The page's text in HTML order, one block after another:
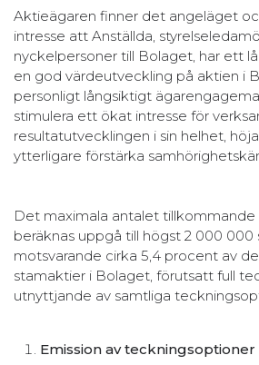
Aktieägaren finner det angeläget
intresse att Anställda,
nyckelpersoner till Bolaget, har ett
en god värdeutveckling på aktien i
personligt långsiktigt
stimulera ett ökat intresse för
resultatutvecklingen i sin helhet,
ytterligare förstärka
Det maximala antalet
beräknas uppgå till högst 2 000 000
motsvarande cirka 5,4 procent av
stamaktier i Bolaget, förutsatt full
utnyttjande av samtliga
Emission av